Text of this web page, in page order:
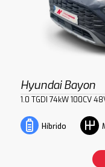
Hyundai Bayon
1.0 TGDI 74kW 100CV
Híbrido